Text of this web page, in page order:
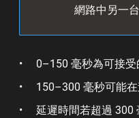
網路中另一
0–150 毫秒為可接受
150–300 毫秒可能在
延遲時間若超過 300